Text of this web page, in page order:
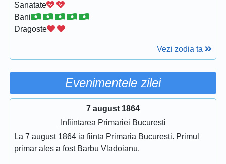
Sanatate
Bani
Dragoste
Vezi zodia ta
Evenimentele zilei
7 august 1864
Infiintarea Primariei Bucuresti
La 7 august 1864 ia fiinta Primaria Bucuresti. Primul
primar ales a fost Barbu Vladoianu.